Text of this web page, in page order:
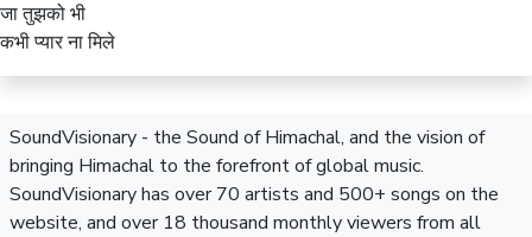
जा तुझको भी
कभी प्यार ना मिले
SoundVisionary - the Sound of Himachal, and the vision of
bringing Himachal to the forefront of global music.
SoundVisionary has over 70 artists and 500+ songs on the
website, and over 18 thousand monthly viewers from all